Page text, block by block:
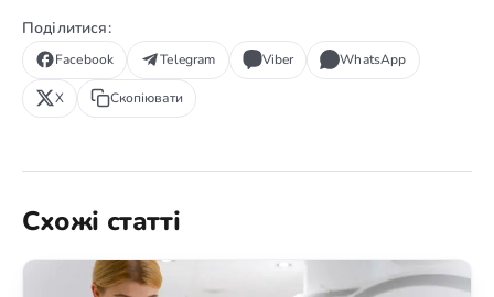
Поділитися:
Facebook Telegram Viber WhatsApp
X Скопіювати
Схожі статті